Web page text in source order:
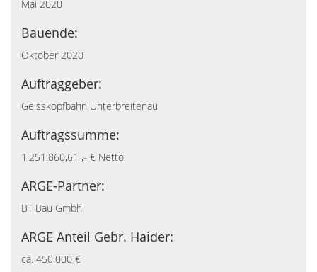
Mai 2020
Bauende:
Oktober 2020
Auftraggeber:
Geisskopfbahn Unterbreitenau
Auftragssumme:
1.251.860,61 ,- € Netto
ARGE-Partner:
BT Bau Gmbh
ARGE Anteil Gebr. Haider:
ca. 450.000 €